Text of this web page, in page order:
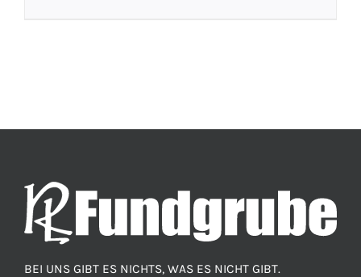
BEI UNS GIBT ES NICHTS, WAS ES NICHT GIBT.